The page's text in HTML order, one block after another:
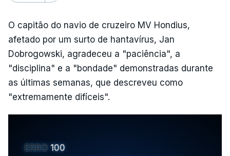
O capitão do navio de cruzeiro MV Hondius,
afetado por um surto de hantavírus, Jan
Dobrogowski, agradeceu a "paciência", a
"disciplina" e a "bondade" demonstradas durante
as últimas semanas, que descreveu como
"extremamente difíceis".
ERRO 100